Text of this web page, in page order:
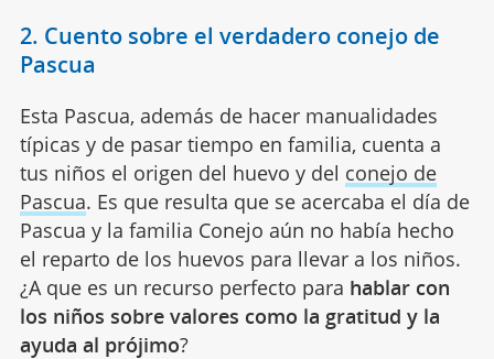
2. Cuento sobre el verdadero conejo de
Pascua
Esta Pascua, además de hacer manualidades
típicas y de pasar tiempo en familia, cuenta a
tus niños el origen del huevo y del conejo de
Pascua. Es que resulta que se acercaba el día de
Pascua y la familia Conejo aún no había hecho
el reparto de los huevos para llevar a los niños.
¿A que es un recurso perfecto para hablar con
los niños sobre valores como la gratitud y la
ayuda al prójimo?